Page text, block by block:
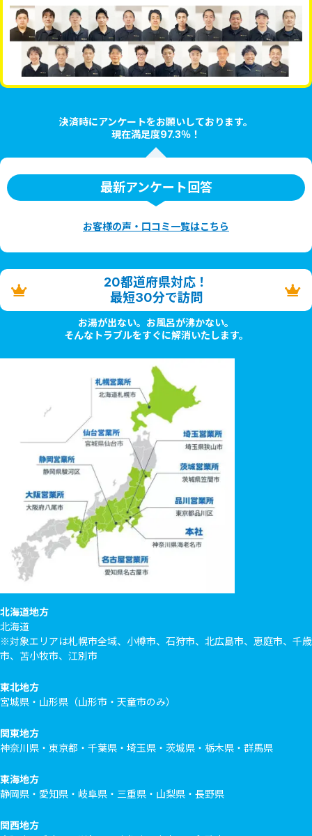
決済時にアンケートをお願いしております。
現在満足度97.3％！
最新アンケート回答
お客様の声・口コミ一覧はこちら
20都道府県対応！
最短30分で訪問
お湯が出ない。お風呂が沸かない。
そんなトラブルをすぐに解消いたします。
北海道地方
北海道
※対象エリアは札幌市全域、小樽市、石狩市、北広島市、恵庭市、千歳
市、苫小牧市、江別市
東北地方
宮城県・山形県（山形市・天童市のみ）
関東地方
神奈川県・東京都・千葉県・埼玉県・茨城県・栃木県・群馬県
東海地方
静岡県・愛知県・岐阜県・三重県・山梨県・長野県
関西地方